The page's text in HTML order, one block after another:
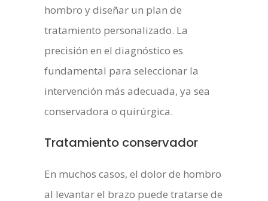
hombro y diseñar un plan de
tratamiento personalizado. La
precisión en el diagnóstico es
fundamental para seleccionar la
intervención más adecuada, ya sea
conservadora o quirúrgica.
Tratamiento conservador
En muchos casos, el dolor de hombro
al levantar el brazo puede tratarse de